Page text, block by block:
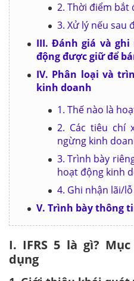
2. Thời điểm bắt
3. Xử lý nếu sau
III. Đánh giá và
động được giữ để
IV. Phân loại và
kinh doanh
1. Thế nào là
2. Các tiêu chí
ngừng kinh
3. Trình bày
hoạt động kinh
4. Ghi nhận lãi/
V. Trình bày thông
I. IFRS 5 là gì?
dụng